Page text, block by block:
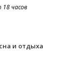
18 часов
и отдыха